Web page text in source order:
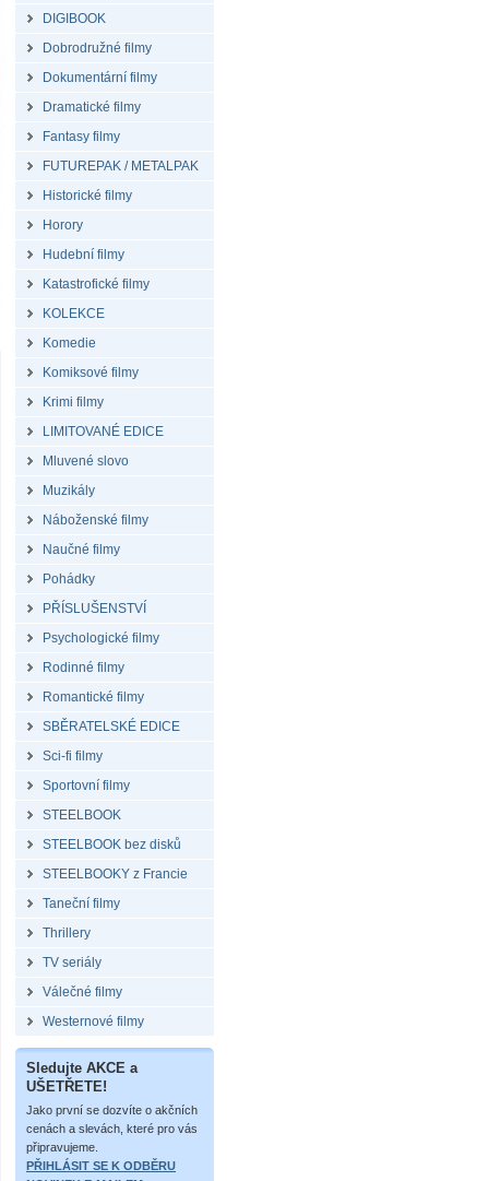
DIGIBOOK
Dobrodružné filmy
Dokumentární filmy
Dramatické filmy
Fantasy filmy
FUTUREPAK / METALPAK
Historické filmy
Horory
Hudební filmy
Katastrofické filmy
KOLEKCE
Komedie
Komiksové filmy
Krimi filmy
LIMITOVANÉ EDICE
Mluvené slovo
Muzikály
Náboženské filmy
Naučné filmy
Pohádky
PŘÍSLUŠENSTVÍ
Psychologické filmy
Rodinné filmy
Romantické filmy
SBĚRATELSKÉ EDICE
Sci-fi filmy
Sportovní filmy
STEELBOOK
STEELBOOK bez disků
STEELBOOKY z Francie
Taneční filmy
Thrillery
TV seriály
Válečné filmy
Westernové filmy
Sledujte AKCE a
UŠETŘETE!
Jako první se dozvíte o akčních
cenách a slevách, které pro vás
připravujeme.
PŘIHLÁSIT SE K ODBĚRU